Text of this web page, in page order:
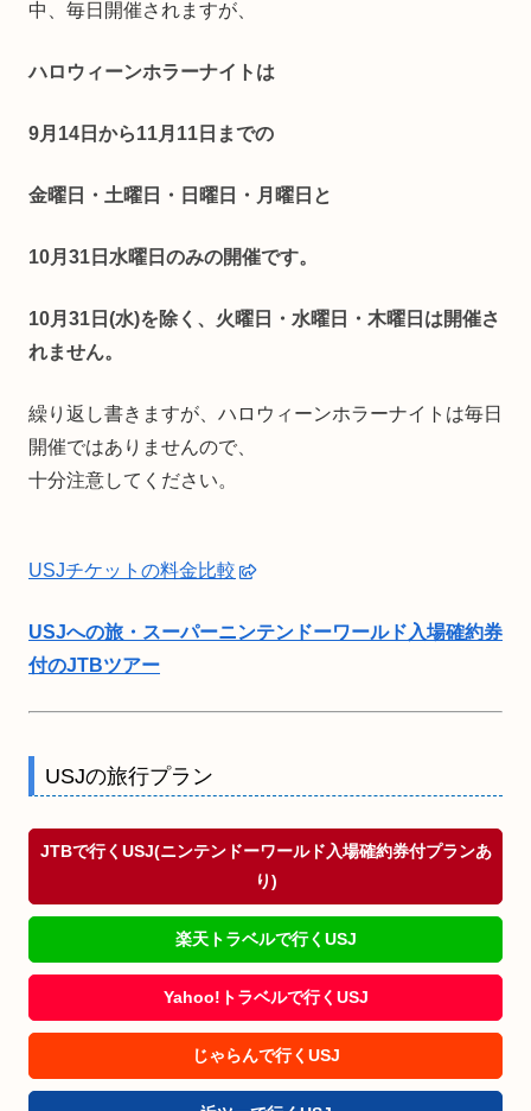
中、毎日開催されますが、
ハロウィーンホラーナイトは
9月14日から11月11日までの
金曜日・土曜日・日曜日・月曜日と
10月31日水曜日のみの開催です。
10月31日(水)を除く、火曜日・水曜日・木曜日は開催さ
れません。
繰り返し書きますが、ハロウィーンホラーナイトは毎日
開催ではありませんので、
十分注意してください。
USJチケットの料金比較
USJへの旅・スーパーニンテンドーワールド入場確約券
付のJTBツアー
USJの旅行プラン
JTBで行くUSJ(ニンテンドーワールド入場確約券付プランあ
り)
楽天トラベルで行くUSJ
Yahoo!トラベルで行くUSJ
じゃらんで行くUSJ